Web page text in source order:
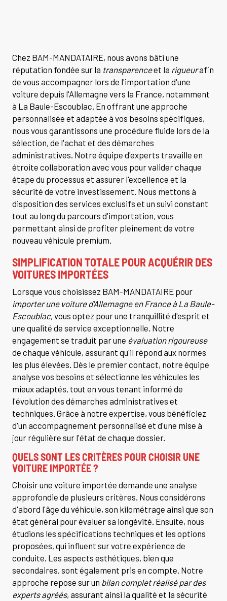
Chez BAM-MANDATAIRE, nous avons bâti une
réputation fondée sur la transparenceet la rigueurafin
de vous accompagner lors de l'importation d'une
voiture depuis l'Allemagne vers la France, notamment
à La Baule-Escoublac. En offrant une approche
personnalisée et adaptée à vos besoins spécifiques,
nous vous garantissons une procédure fluide lors de la
sélection, de l'achat et des démarches
administratives. Notre équipe d'experts travaille en
étroite collaboration avec vous pour valider chaque
étape du processus et assurer l'excellence et la
sécurité de votre investissement. Nous mettons à
disposition des services exclusifs et un suivi constant
tout au long du parcours d'importation, vous
permettant ainsi de profiter pleinement de votre
nouveau véhicule premium.
SIMPLIFICATION TOTALE POUR ACQUÉRIR DES
VOITURES IMPORTÉES
Lorsque vous choisissez BAM-MANDATAIRE pour
importer une voiture d'Allemagne en France à La Baule-
Escoublac, vous optez pour une tranquillité d'esprit et
une qualité de service exceptionnelle. Notre
engagement se traduit par une évaluation rigoureuse
de chaque véhicule, assurant qu'il répond aux normes
les plus élevées. Dès le premier contact, notre équipe
analyse vos besoins et sélectionne les véhicules les
mieux adaptés, tout en vous tenant informé de
l'évolution des démarches administratives et
techniques. Grâce à notre expertise, vous bénéficiez
d'un accompagnement personnalisé et d'une mise à
jour régulière sur l'état de chaque dossier.
QUELS SONT LES CRITÈRES POUR CHOISIR UNE
VOITURE IMPORTÉE ?
Choisir une voiture importée demande une analyse
approfondie de plusieurs critères. Nous considérons
d'abord l'âge du véhicule, son kilométrage ainsi que son
état général pour évaluer sa longévité. Ensuite, nous
étudions les spécifications techniques et les options
proposées, qui influent sur votre expérience de
conduite. Les aspects esthétiques, bien que
secondaires, sont également pris en compte. Notre
approche repose sur un bilan complet réalisé par des
experts agréés, assurant ainsi la qualité et la sécurité